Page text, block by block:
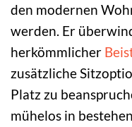
den modernen
werden. Er
herkömmlicher
zusätzliche
Platz zu
mühelos in